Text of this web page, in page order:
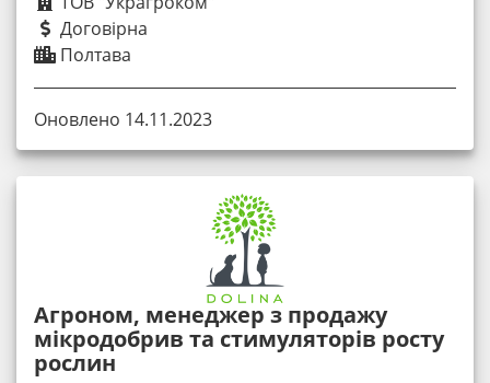
Договірна
Полтава
Оновлено 14.11.2023
Агроном, менеджер з продажу
мікродобрив та стимуляторів росту
рослин